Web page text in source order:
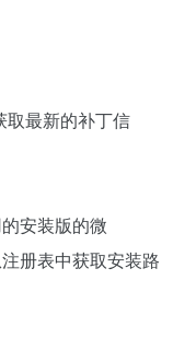
取最新的补丁信
安装版的微
册表中获取安装路